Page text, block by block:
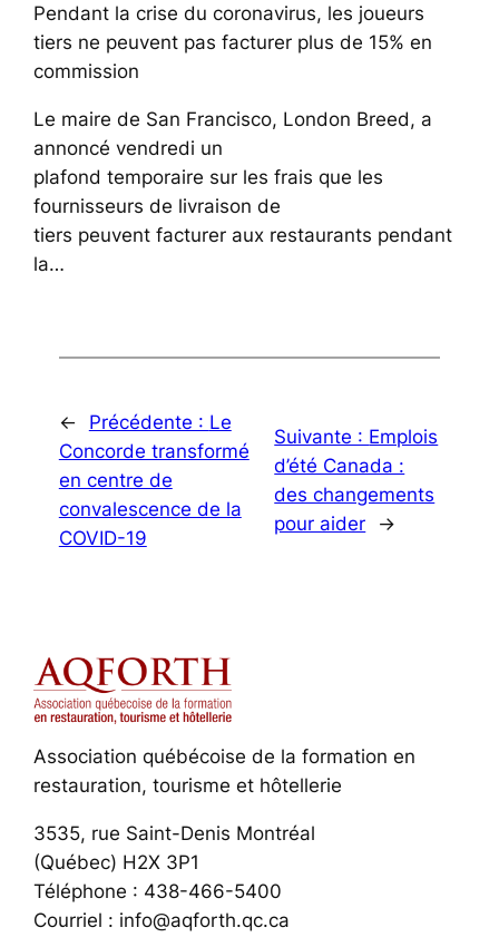
Pendant la crise du coronavirus, les joueurs
tiers ne peuvent pas facturer plus de 15% en
commission
Le maire de San Francisco, London Breed, a
annoncé vendredi un
plafond temporaire sur les frais que les
fournisseurs de livraison de
tiers peuvent facturer aux restaurants pendant
la…
← Précédente : Le
Concorde transformé
en centre de
convalescence de la
COVID-19
Suivante : Emplois
d’été Canada :
des changements
pour aider
→
Association québécoise de la formation en
restauration, tourisme et hôtellerie
3535, rue Saint-Denis Montréal
(Québec) H2X 3P1
Téléphone : 438-466-5400
Courriel : info@aqforth.qc.ca